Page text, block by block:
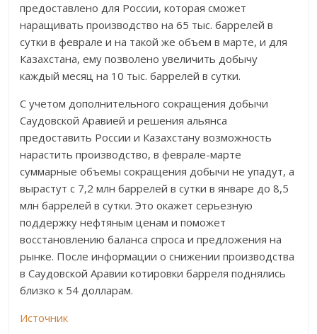
предоставлено для России, которая сможет
наращивать производство на 65 тыс. баррелей в
сутки в феврале и на такой же объем в марте, и для
Казахстана, ему позволено увеличить добычу
каждый месяц на 10 тыс. баррелей в сутки.
С учетом дополнительного сокращения добычи
Саудовской Аравией и решения альянса
предоставить России и Казахстану возможность
нарастить производство, в феврале-марте
суммарные объемы сокращения добычи не упадут, а
вырастут с 7,2 млн баррелей в сутки в январе до 8,5
млн баррелей в сутки. Это окажет серьезную
поддержку нефтяным ценам и поможет
восстановлению баланса спроса и предложения на
рынке. После информации о снижении производства
в Саудовской Аравии котировки барреля поднялись
близко к 54 долларам.
Источник